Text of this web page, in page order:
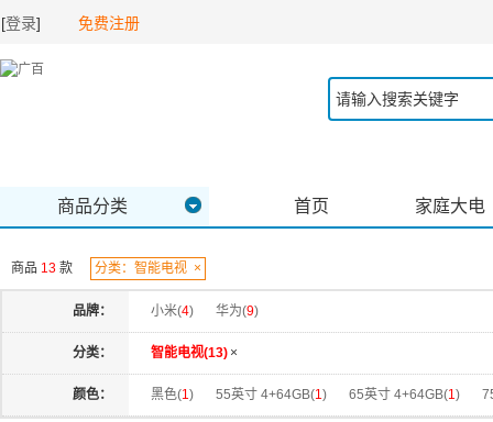
[登录] 免费注册
商品分类 首页 家庭大电
商品 13 款 分类：智能电视 ×
品牌： 小米(4) 华为(9)
分类： 智能电视(13) ×
颜色： 黑色(1) 55英寸 4+64GB(1) 65英寸 4+64GB(1)